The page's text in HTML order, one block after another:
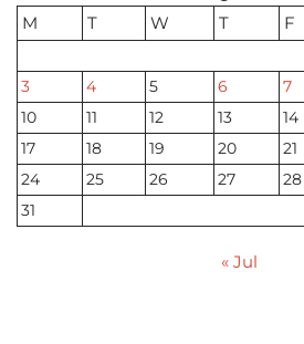
M
T W T F
3
4 5 6 7
10
11 12 13 14
17
18 19 20 21
24
25 26 27 28
31
« Jul